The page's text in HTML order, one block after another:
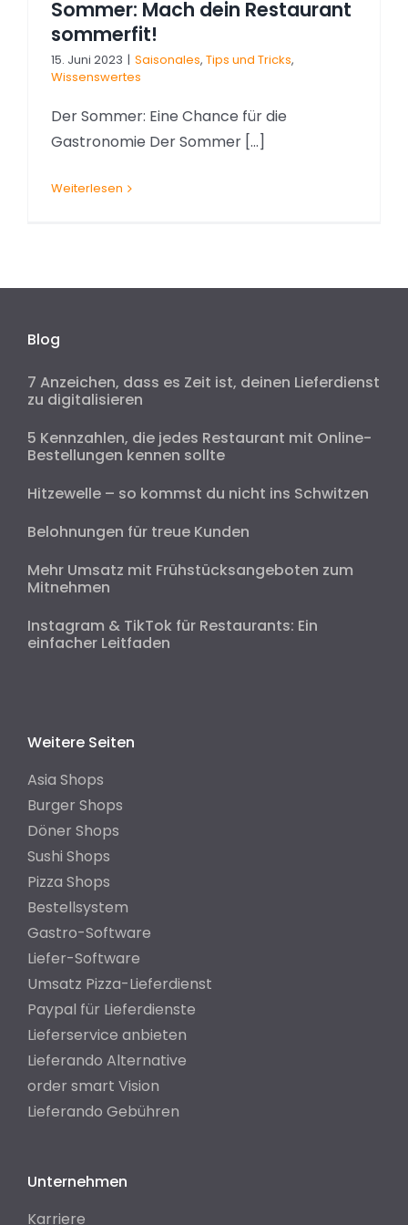
Sommer: Mach dein Restaurant
sommerfit!
15. Juni 2023 | Saisonales, Tips und Tricks,
Wissenswertes
Der Sommer: Eine Chance für die
Gastronomie Der Sommer [...]
Weiterlesen
Blog
7 Anzeichen, dass es Zeit ist, deinen Lieferdienst
zu digitalisieren
5 Kennzahlen, die jedes Restaurant mit Online-
Bestellungen kennen sollte
Hitzewelle – so kommst du nicht ins Schwitzen
Belohnungen für treue Kunden
Mehr Umsatz mit Frühstücksangeboten zum
Mitnehmen
Instagram & TikTok für Restaurants: Ein
einfacher Leitfaden
Weitere Seiten
Asia Shops
Burger Shops
Döner Shops
Sushi Shops
Pizza Shops
Bestellsystem
Gastro-Software
Liefer-Software
Umsatz Pizza-Lieferdienst
Paypal für Lieferdienste
Lieferservice anbieten
Lieferando Alternative
order smart Vision
Lieferando Gebühren
Unternehmen
Karriere